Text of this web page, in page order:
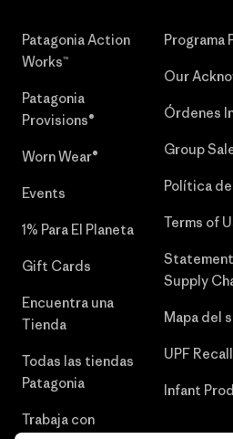
Patagonia Action
Works™
Patagonia
Provisions®
Worn Wear®
Events
1% Para El Planeta
Gift Cards
Encuentra una
Tienda
Todas las tiendas
Patagonia
Trabaja con
Programa
Our
Órdenes
Group
Política
Terms of
Supply
Mapa del
UPF Recall
Infant